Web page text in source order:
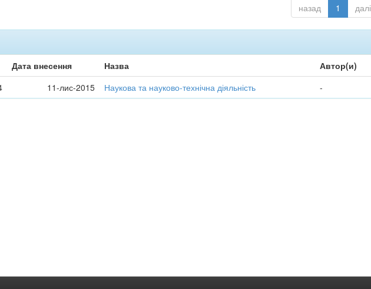
назад 1 далі
Дата внесення Назва
Автор(и)
11-лис-2015 Наукова та науково-технічна діяльність -